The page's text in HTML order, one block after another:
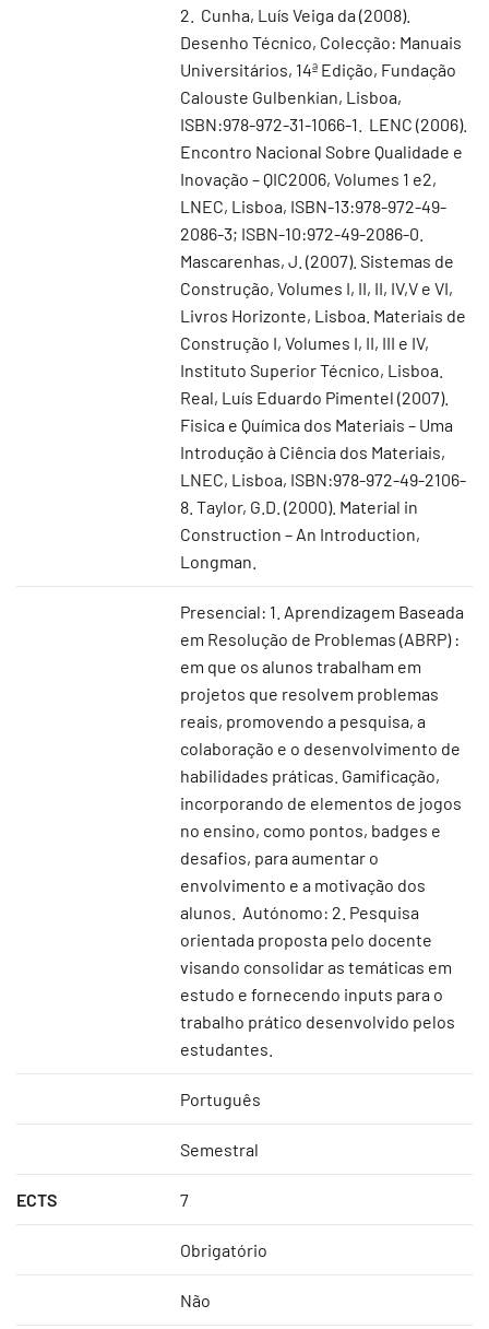
2. Cunha, Luís Veiga da (2008).
Desenho Técnico, Colecção: Manuais
Universitários, 14ª Edição, Fundação
Calouste Gulbenkian, Lisboa,
ISBN:978-972-31-1066-1. LENC (2006).
Encontro Nacional Sobre Qualidade e
Inovação – QIC2006, Volumes 1 e2,
LNEC, Lisboa, ISBN-13:978-972-49-
2086-3; ISBN-10:972-49-2086-0.
Mascarenhas, J. (2007). Sistemas de
Construção, Volumes I, II, II, IV,V e VI,
Livros Horizonte, Lisboa. Materiais de
Construção I, Volumes I, II, III e IV,
Instituto Superior Técnico, Lisboa.
Real, Luís Eduardo Pimentel (2007).
Fisica e Química dos Materiais – Uma
Introdução à Ciência dos Materiais,
LNEC, Lisboa, ISBN:978-972-49-2106-
8. Taylor, G.D. (2000). Material in
Construction – An Introduction,
Longman.
Presencial: 1. Aprendizagem Baseada
em Resolução de Problemas (ABRP) :
em que os alunos trabalham em
projetos que resolvem problemas
reais, promovendo a pesquisa, a
colaboração e o desenvolvimento de
habilidades práticas. Gamificação,
incorporando de elementos de jogos
no ensino, como pontos, badges e
desafios, para aumentar o
envolvimento e a motivação dos
alunos. Autónomo: 2. Pesquisa
orientada proposta pelo docente
visando consolidar as temáticas em
estudo e fornecendo inputs para o
trabalho prático desenvolvido pelos
estudantes.
Português
Semestral
ECTS 7
Obrigatório
Não